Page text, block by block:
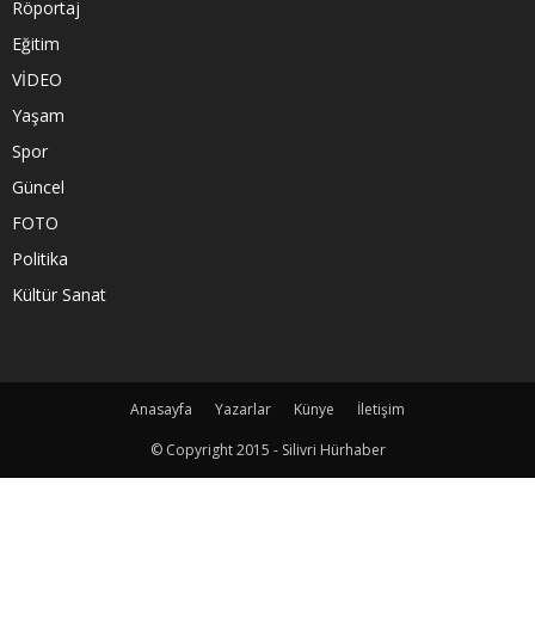
Röportaj
Eğitim
VİDEO
Yaşam
Spor
Güncel
FOTO
Politika
Kültür Sanat
Anasayfa Yazarlar Künye
İletişim
© Copyright 2015 - Silivri Hürhaber